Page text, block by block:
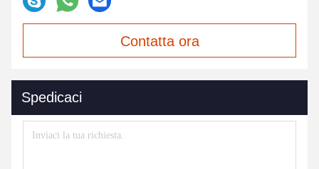
Contatta ora
Spedicaci